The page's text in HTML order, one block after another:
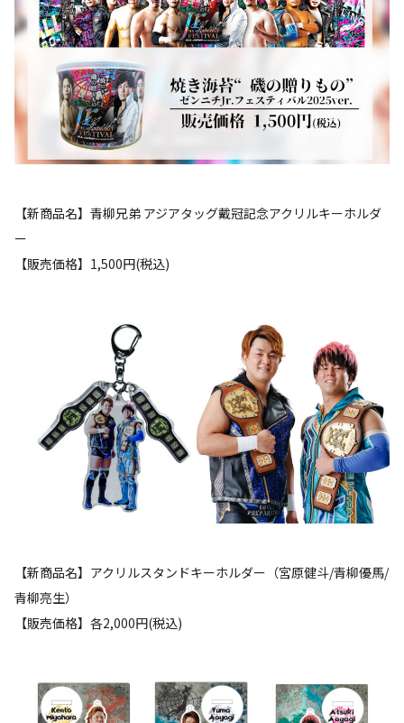
【新商品名】青柳兄弟 アジアタッグ戴冠記念アクリルキーホルダ
ー
【販売価格】1,500円(税込)
【新商品名】アクリルスタンドキーホルダー（宮原健斗/青柳優馬/
青柳亮生）
【販売価格】各2,000円(税込)